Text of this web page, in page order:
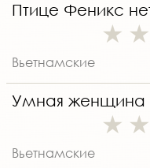
Птице Феникс
Вьетнамские
Умная женщина
Вьетнамские